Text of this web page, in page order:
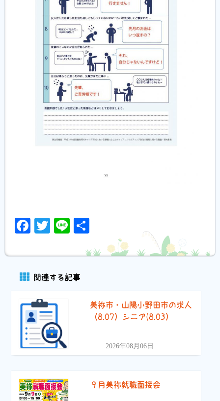
Facebook
Twitter
Line
関連する記事
美祢市・山陽小野田市の求人
（8.07）シニア(8.03）
2026年08月06日
９月美祢就職面接会